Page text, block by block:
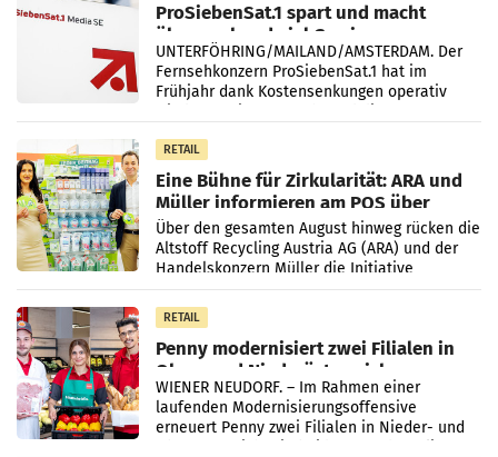
ProSiebenSat.1 spart und macht
überraschend viel Gewinn
UNTERFÖHRING/MAILAND/AMSTERDAM. Der
Fernsehkonzern ProSiebenSat.1 hat im
Frühjahr dank Kostensenkungen operativ
RETAIL
Eine Bühne für Zirkularität: ARA und
Müller informieren am POS über
Kreislauffähigkeit
Über den gesamten August hinweg rücken die
Altstoff Recycling Austria AG (ARA) und der
Handelskonzern Müller die Initiative
„Kreislauf-Helden“ in allen österreichischen
Müller-Filialen
RETAIL
Penny modernisiert zwei Filialen in
Ober- und Niederösterreich
WIENER NEUDORF. – Im Rahmen einer
laufenden Modernisierungsoffensive
erneuert Penny zwei Filialen in Nieder- und